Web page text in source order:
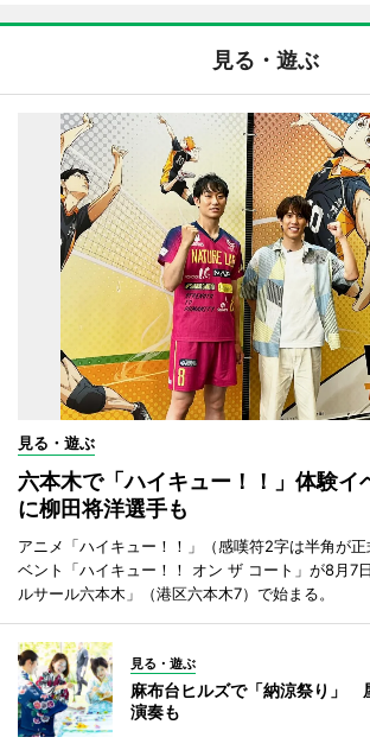
見る・遊ぶ
見る・遊ぶ
六本木で「ハイキュー！！」体験
に柳田将洋選手も
アニメ「ハイキュー！！」（感嘆符2字は半角が
ベント「ハイキュー！！ オン ザ コート」が8月7
ルサール六本木」（港区六本木7）で始まる。
見る・遊ぶ
麻布台ヒルズで「納涼祭り」
演奏も